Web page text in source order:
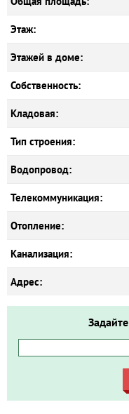
Этаж:
Этажей в доме:
Собственность:
Кладовая:
Тип строения:
Водопровод:
Телекоммуникация:
Отопление:
Канализация:
Адрес: